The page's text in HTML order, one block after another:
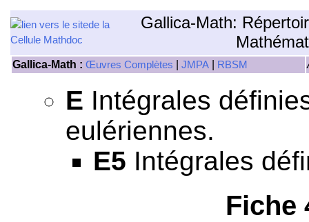
Gallica-Math:
Gallica-Math : Œuvres Complètes JMPA RBSM
E Intégrales
eulériennes.
E5 Intégrales
Fiche